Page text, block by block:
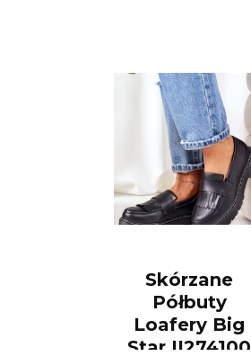
Skórzane
Półbuty
Loafery Big
Star II274100